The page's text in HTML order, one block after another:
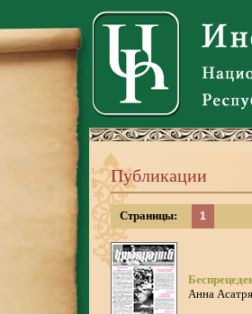
Публикации
Страницы: 1
Анна